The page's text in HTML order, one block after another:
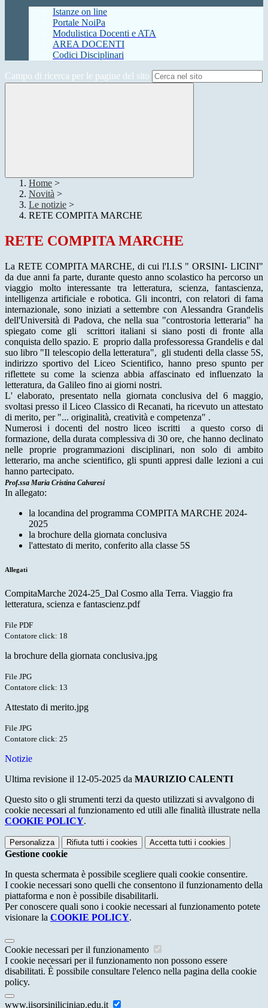
Istanze on line
Portale NoiPa
Modulistica Docenti e ATA
AREA DOCENTI
Codici Disciplinari
Campo di ricerca per le pagine del sito
Home >
Novità >
Le notizie >
RETE COMPITA MARCHE
RETE COMPITA MARCHE
La RETE COMPITA MARCHE, di cui l'I.I.S " ORSINI- LICINI"
da due anni fa parte, durante questo anno scolastico ha percorso un
viaggio molto interessante tra letteratura, scienza, fantascienza,
intelligenza artificiale e robotica. Gli incontri, con relatori di fama
internazionale, sono iniziati a settembre con Alessandra Grandelis
dell'Università di Padova, che nella sua "controstoria letteraria" ha
spiegato come gli scrittori italiani si siano posti di fronte alla
conquista dello spazio. E proprio dalla professoressa Grandelis e dal
suo libro "Il telescopio della letteratura", gli studenti della classe 5S,
indirizzo sportivo del Liceo Scientifico, hanno preso spunto per
riflettete su come la scienza abbia affascinato ed influenzato la
letteratura, da Galileo fino ai giorni nostri.
L' elaborato, presentato nella giornata conclusiva del 6 maggio,
svoltasi presso il Liceo Classico di Recanati, ha ricevuto un attestato
di merito, per "... originalità, creatività e competenza" .
Numerosi i docenti del nostro liceo iscritti a questo corso di
formazione, della durata complessiva di 30 ore, che hanno declinato
nelle proprie programmazioni disciplinari, non solo di ambito
letterario, ma anche scientifico, gli spunti appresi dalle lezioni a cui
hanno partecipato.
Prof.ssa Maria Cristina Calvaresi
In allegato:
la locandina del programma COMPITA MARCHE 2024-
2025
la brochure della giornata conclusiva
l'attestato di merito, conferito alla classe 5S
Allegati
CompitaMarche 2024-25_Dal Cosmo alla Terra. Viaggio fra
letteratura, scienza e fantascienz.pdf
File PDF
Contatore click: 18
la brochure della giornata conclusiva.jpg
File JPG
Contatore click: 13
Attestato di merito.jpg
File JPG
Contatore click: 25
Notizie
Ultima revisione il 12-05-2025 da MAURIZIO CALENTI
Questo sito o gli strumenti terzi da questo utilizzati si avvalgono di
cookie necessari al funzionamento ed utili alle finalità illustrate nella
COOKIE POLICY.
Personalizza Rifiuta tutti i cookies Accetta tutti i cookies
Gestione cookie
In questa schermata è possibile scegliere quali cookie consentire.
I cookie necessari sono quelli che consentono il funzionamento della
piattaforma e non è possibile disabilitarli.
Per conoscere quali sono i cookie necessari al funzionamento potete
visionare la COOKIE POLICY.
Cookie necessari per il funzionamento
I cookie necessari per il funzionamento non possono essere
disabilitati. È possibile consultare l'elenco nella pagina della cookie
policy.
www.iisorsiniliciniap.edu.it